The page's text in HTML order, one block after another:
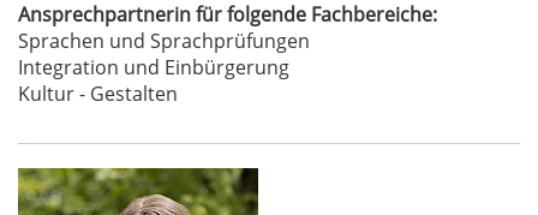
Ansprechpartnerin für folgende Fachbereiche:
Sprachen und Sprachprüfungen
Integration und Einbürgerung
Kultur - Gestalten